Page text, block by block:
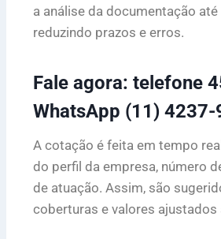
a análise da documentação
reduzindo prazos e erros.
Fale agora: telefone
WhatsApp (11) 4237-
A cotação é feita em tempo
do perfil da empresa, número
de atuação. Assim, são
coberturas e valores ajustados